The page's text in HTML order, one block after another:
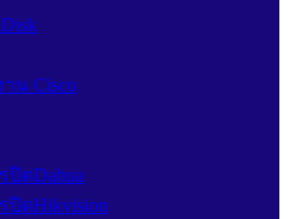
น Cisco
ปิดDahua
ปิดHikvision